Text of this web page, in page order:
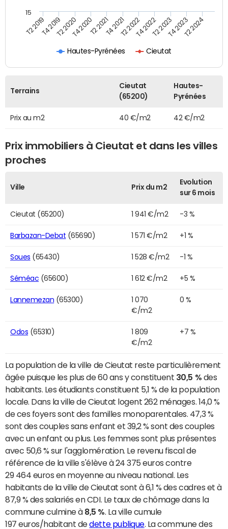
Hautes-Pyrénées Cieutat
T2 2019T4 2019T2 2020T4 2020T2 2021T4 2021T2 2022T4 2022T2 2023T4 2023T2 2024
15
Terrains
Cieutat
(65200)
Hautes-
Pyrénées
Prix au m2 40 €/m2 42 €/m2
Prix immobiliers à Cieutat et dans les villes
proches
Ville Prix du m2
Evolution
sur 6 mois
Cieutat (65200) 1 941 €/m2 -3 %
Barbazan-Debat (65690) 1 571 €/m2 +1 %
Soues (65430) 1 528 €/m2 -1 %
Séméac (65600) 1 612 €/m2 +5 %
Lannemezan (65300)
1 070
€/m2
0 %
Odos (65310)
1 809
€/m2
+7 %
La population de la ville de Cieutat reste particulièrement
âgée puisque les plus de 60 ans y constituent 30,5 % des
habitants. Les étudiants constituent 5,1 % de la population
locale. Dans la ville de Cieutat logent 262 ménages. 14,0 %
de ces foyers sont des familles monoparentales. 47,3 %
sont des couples sans enfant et 39,2 % sont des couples
avec un enfant ou plus. Les femmes sont plus présentes
avec 50,6 % sur l'agglomération. Le revenu fiscal de
référence de la ville s'élève à 24 375 euros contre
29 464 euros en moyenne au niveau national. Les
habitants de la ville de Cieutat sont à 6,1 % des cadres et à
87,9 % des salariés en CDI. Le taux de chômage dans la
commune culmine à 8,5 % . La ville cumule
197 euros/habitant dedette publique. La commune des